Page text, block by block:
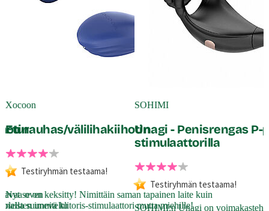
avaa oven
suunniteltu
Xocoon
Eturauhas/välilihakiihotin
Testiryhmän testaama!
Nyt se on keksitty! Nimittäin saman tapainen laite kuin
naisten imevä klitoris-stimulaattori mutta miehille!
SOHIMI
Unagi - Penisrengas P-
stimulaattorilla
Testiryhmän testaama!
SOHIMI:n Unagi on